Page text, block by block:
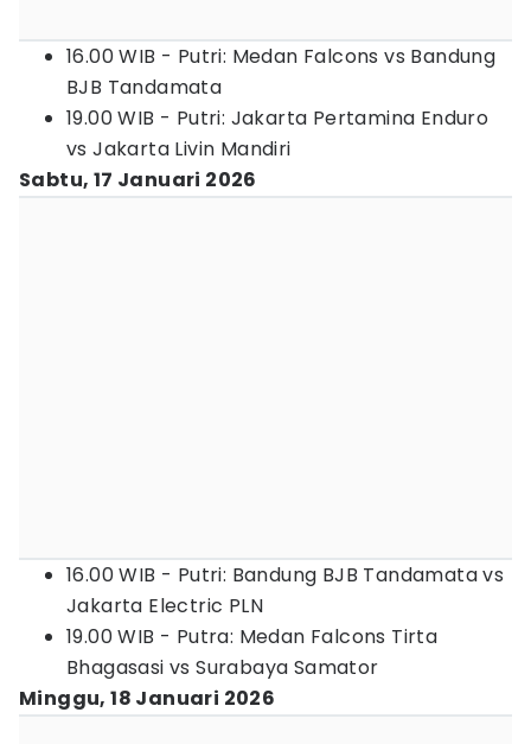
16.00 WIB - Putri: Medan Falcons vs Bandung
BJB Tandamata
19.00 WIB - Putri: Jakarta Pertamina Enduro
vs Jakarta Livin Mandiri
Sabtu, 17 Januari 2026
16.00 WIB - Putri: Bandung BJB Tandamata vs
Jakarta Electric PLN
19.00 WIB - Putra: Medan Falcons Tirta
Bhagasasi vs Surabaya Samator
Minggu, 18 Januari 2026